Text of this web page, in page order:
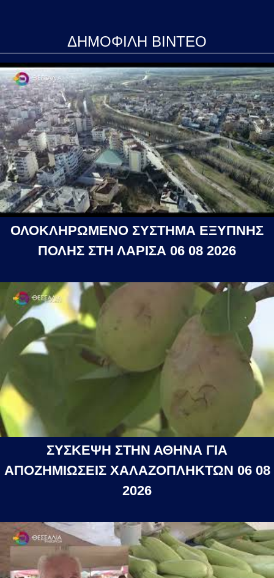
ΔΗΜΟΦΙΛΗ ΒΙΝΤΕΟ
ΟΛΟΚΛΗΡΩΜΕΝΟ ΣΥΣΤΗΜΑ ΕΞΥΠΝΗΣ
ΠΟΛΗΣ ΣΤΗ ΛΑΡΙΣΑ 06 08 2026
ΣΥΣΚΕΨΗ ΣΤΗΝ ΑΘΗΝΑ ΓΙΑ
ΑΠΟΖΗΜΙΩΣΕΙΣ ΧΑΛΑΖΟΠΛΗΚΤΩΝ 06 08
2026